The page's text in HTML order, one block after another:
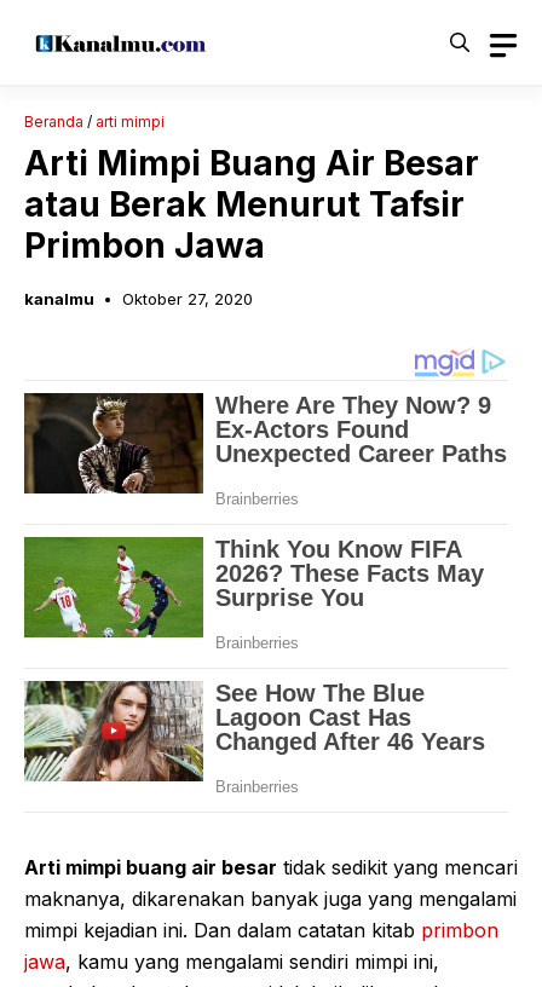
Beranda / arti mimpi
Arti Mimpi Buang Air Besar
atau Berak Menurut Tafsir
Primbon Jawa
kanalmu Oktober 27, 2020
Arti mimpi buang air besar tidak sedikit yang mencari
maknanya, dikarenakan banyak juga yang mengalami
mimpi kejadian ini. Dan dalam catatan kitab primbon
jawa, kamu yang mengalami sendiri mimpi ini,